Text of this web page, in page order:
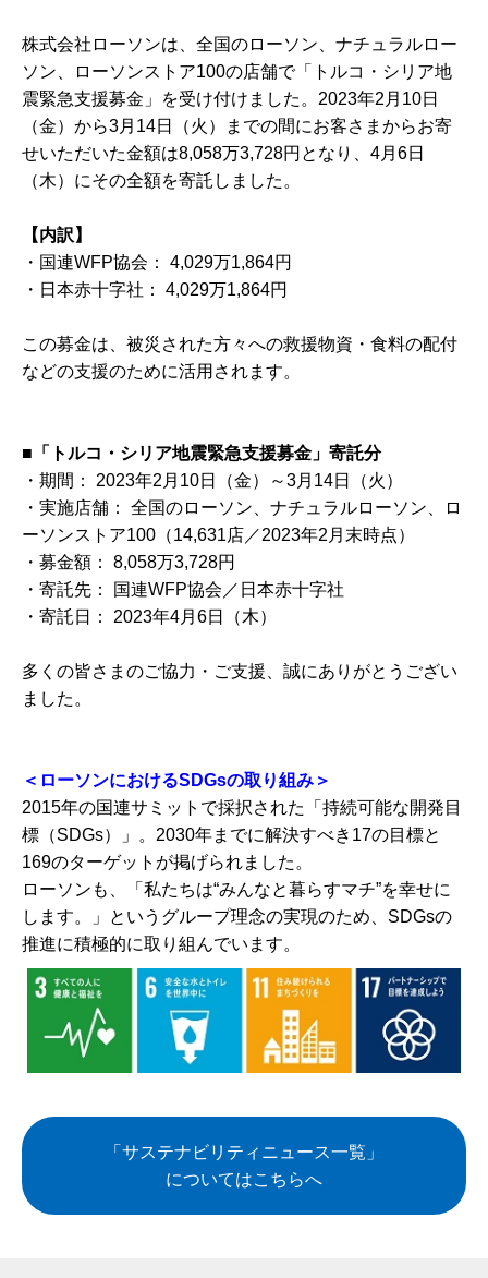
株式会社ローソンは、全国のローソン、ナチュラルロー
ソン、ローソンストア100の店舗で「トルコ・シリア地
震緊急支援募金」を受け付けました。2023年2月10日
（金）から3月14日（火）までの間にお客さまからお寄
せいただいた金額は8,058万3,728円となり、4月6日
（木）にその全額を寄託しました。
【内訳】
・国連WFP協会： 4,029万1,864円
・日本赤十字社： 4,029万1,864円
この募金は、被災された方々への救援物資・食料の配付
などの支援のために活用されます。
■「トルコ・シリア地震緊急支援募金」寄託分
・期間： 2023年2月10日（金）～3月14日（火）
・実施店舗： 全国のローソン、ナチュラルローソン、ロ
ーソンストア100（14,631店／2023年2月末時点）
・募金額： 8,058万3,728円
・寄託先： 国連WFP協会／日本赤十字社
・寄託日： 2023年4月6日（木）
多くの皆さまのご協力・ご支援、誠にありがとうござい
ました。
＜ローソンにおけるSDGsの取り組み＞
2015年の国連サミットで採択された「持続可能な開発目
標（SDGs）」。2030年までに解決すべき17の目標と
169のターゲットが掲げられました。
ローソンも、「私たちは“みんなと暮らすマチ”を幸せに
します。」というグループ理念の実現のため、SDGsの
推進に積極的に取り組んでいます。
「サステナビリティニュース一覧」
についてはこちらへ